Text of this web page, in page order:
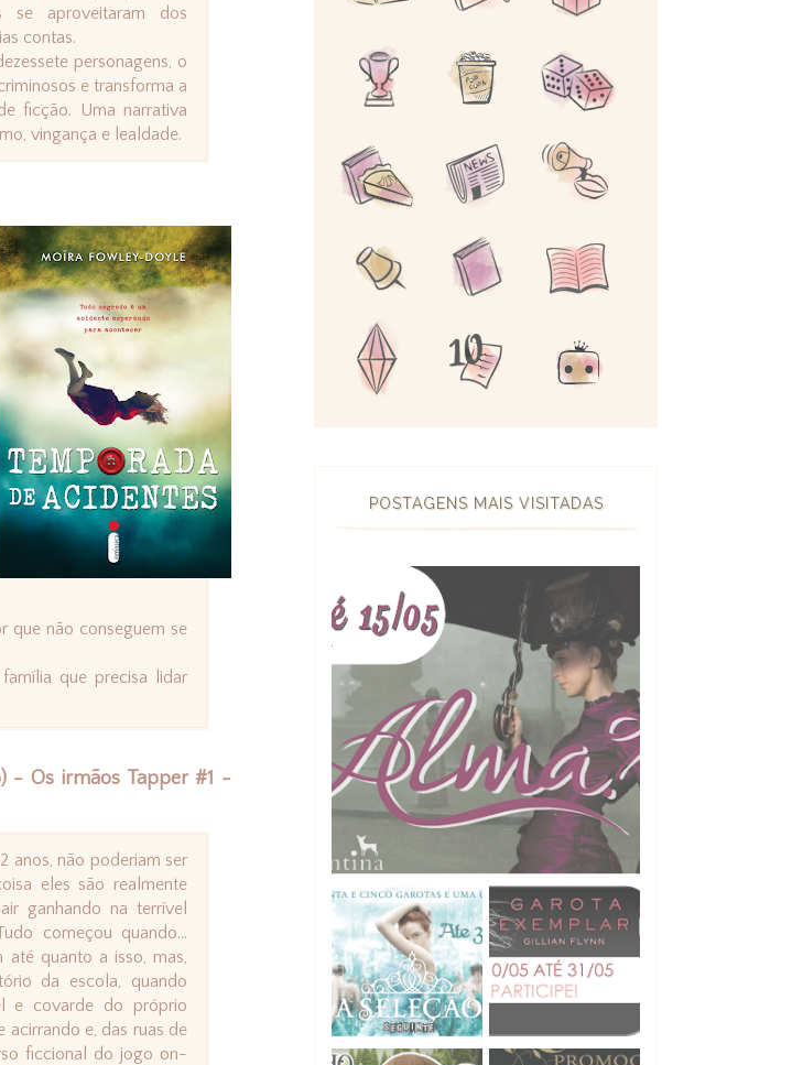
se aproveitaram dos
contas.
personagens, o
e transforma a
ficção. Uma narrativa
vingança e lealdade.
que não conseguem se
que precisa lidar
- Os irmãos Tapper #1 -
anos, não poderiam ser
eles são realmente
ganhando na terrível
começou quando…
até quanto a isso, mas,
da escola, quando
e covarde do próprio
acirrando e, das ruas de
ficcional do jogo on-
POSTAGENS MAIS VISITADAS